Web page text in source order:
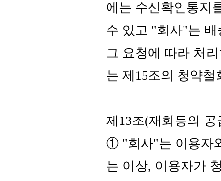
에는 수신확인통지
수 있고 "회사"는
그 요청에 따라 처
는 제15조의 청약
제13조(재화등의 공
① "회사"는 이용자
는 이상, 이용자가